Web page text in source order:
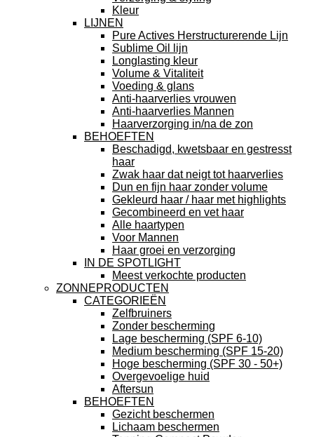
Kleur
LIJNEN
Pure Actives Herstructurerende Lijn
Sublime Oil lijn
Longlasting kleur
Volume & Vitaliteit
Voeding & glans
Anti-haarverlies vrouwen
Anti-haarverlies Mannen
Haarverzorging in/na de zon
BEHOEFTEN
Beschadigd, kwetsbaar en gestresst
haar
Zwak haar dat neigt tot haarverlies
Dun en fijn haar zonder volume
Gekleurd haar / haar met highlights
Gecombineerd en vet haar
Alle haartypen
Voor Mannen
Haar groei en verzorging
IN DE SPOTLIGHT
Meest verkochte producten
ZONNEPRODUCTEN
CATEGORIEËN
Zelfbruiners
Zonder bescherming
Lage bescherming (SPF 6-10)
Medium bescherming (SPF 15-20)
Hoge bescherming (SPF 30 - 50+)
Overgevoelige huid
Aftersun
BEHOEFTEN
Gezicht beschermen
Lichaam beschermen